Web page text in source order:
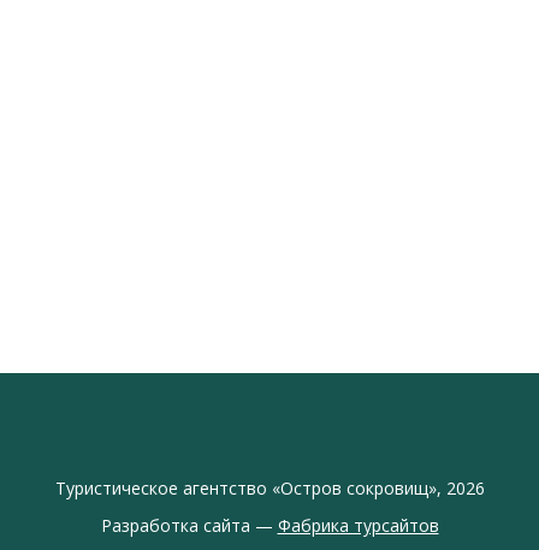
Туристическое агентство «Остров сокровищ», 2026
Разработка сайта — Фабрика турсайтов